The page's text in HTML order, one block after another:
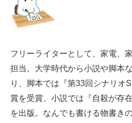
フリーライターとして、家電、
担当。大学時代から小説や脚本
り、脚本では『第33回シナリオ
賞を受賞、小説では『自殺が存
を出版。なんでも書ける物書き